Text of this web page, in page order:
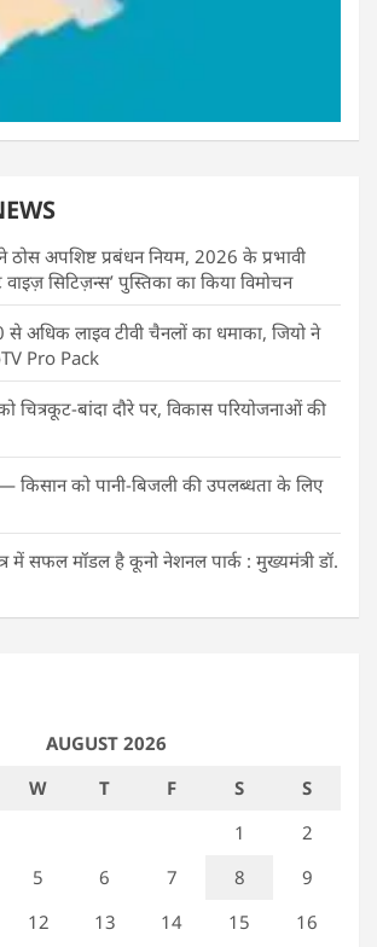
ठोस अपशिष्ट प्रबंधन नियम, 2026 के प्रभावी
वाइज़ सिटिज़न्स’ पुस्तिका का किया विमोचन
अधिक लाइव टीवी चैनलों का धमाका, जियो ने
Pro Pack
चित्रकूट-बांदा दौरे पर, विकास परियोजनाओं की
किसान को पानी-बिजली की उपलब्धता के लिए
में सफल मॉडल है कूनो नेशनल पार्क : मुख्यमंत्री डॉ.
AUGUST 2026
W T F S
S
1
2
5 6 7 8
9
12 13 14 15 16